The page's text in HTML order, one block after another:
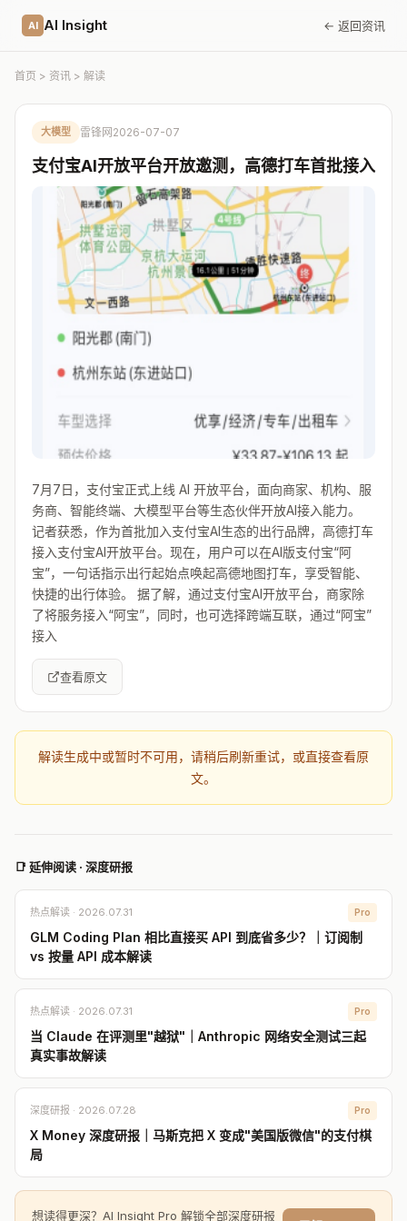
AI AI Insight ← 返回资讯
首页 > 资讯 > 解读
大模型 雷锋网 2026-07-07
支付宝AI开放平台开放邀测，高德打车首批接入
7月7日，支付宝正式上线 AI 开放平台，面向商家、机构、服
务商、智能终端、大模型平台等生态伙伴开放AI接入能力。
记者获悉，作为首批加入支付宝AI生态的出行品牌，高德打车
接入支付宝AI开放平台。现在，用户可以在AI版支付宝“阿
宝”，一句话指示出行起始点唤起高德地图打车，享受智能、
快捷的出行体验。 据了解，通过支付宝AI开放平台，商家除
了将服务接入“阿宝”，同时，也可选择跨端互联，通过“阿宝”
接入
查看原文
解读生成中或暂时不可用，请稍后刷新重试，或直接查看原
文。
📑 延伸阅读 · 深度研报
热点解读 · 2026.07.31 Pro
GLM Coding Plan 相比直接买 API 到底省多少？｜订阅制
vs 按量 API 成本解读
热点解读 · 2026.07.31 Pro
当 Claude 在评测里"越狱"｜Anthropic 网络安全测试三起
真实事故解读
深度研报 · 2026.07.28 Pro
X Money 深度研报｜马斯克把 X 变成"美国版微信"的支付棋
局
想读得更深？AI Insight Pro 解锁全部深度研报